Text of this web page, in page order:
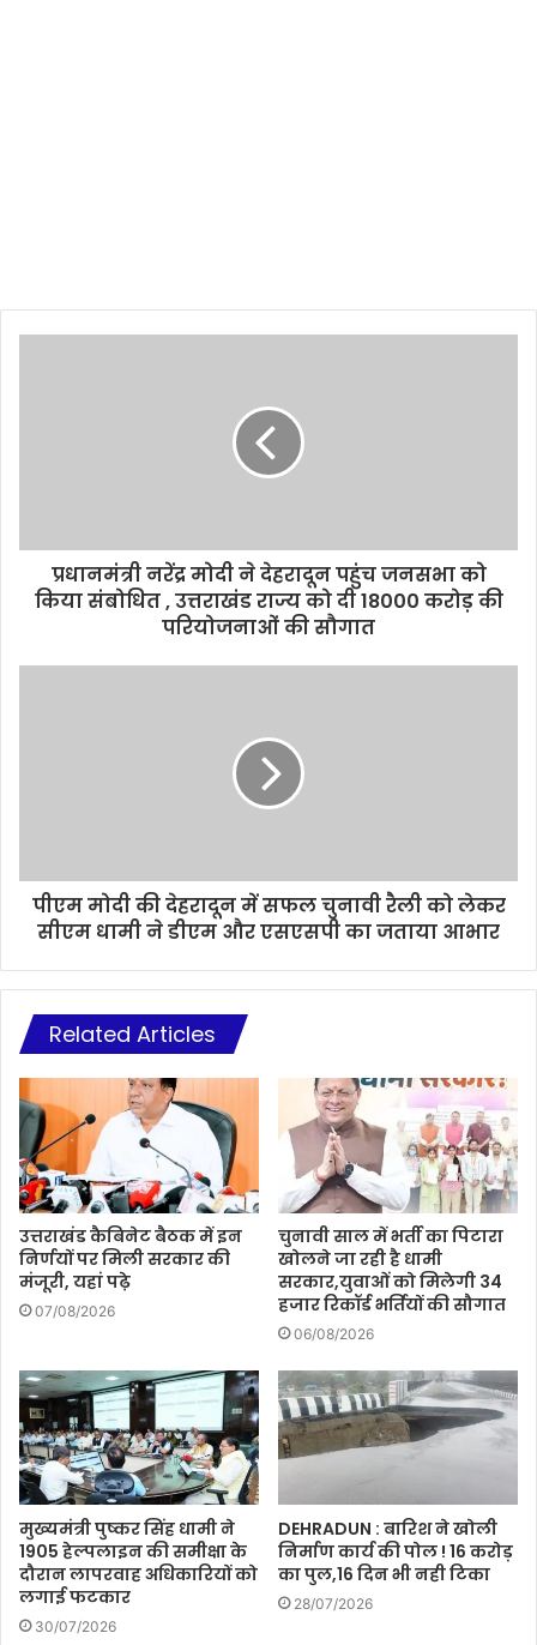
प्रधानमंत्री नरेंद्र मोदी ने देहरादून पहुंच जनसभा को
किया संबोधित , उत्तराखंड राज्य को दी 18000 करोड़ की
परियोजनाओं की सौगात
पीएम मोदी की देहरादून में सफल चुनावी रैली को लेकर
सीएम धामी ने डीएम और एसएसपी का जताया आभार
Related Articles
उत्तराखंड कैबिनेट बैठक में इन
निर्णयों पर मिली सरकार की
मंजूरी, यहां पढ़े
07/08/2026
चुनावी साल में भर्ती का पिटारा
खोलने जा रही है धामी
सरकार,युवाओं को मिलेगी 34
हजार रिकॉर्ड भर्तियों की सौगात
06/08/2026
मुख्यमंत्री पुष्कर सिंह धामी ने
1905 हेल्पलाइन की समीक्षा के
दौरान लापरवाह अधिकारियों को
लगाई फटकार
30/07/2026
DEHRADUN : बारिश ने खोली
निर्माण कार्य की पोल ! 16 करोड़
का पुल,16 दिन भी नही टिका
28/07/2026